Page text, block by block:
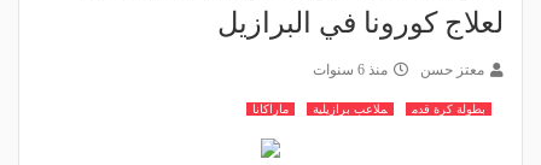
لعلاج كورونا في البرازيل
معتز حسن منذ 6 سنوات
بطولة كرة قدم ملاعب برازيلية ماراكانا